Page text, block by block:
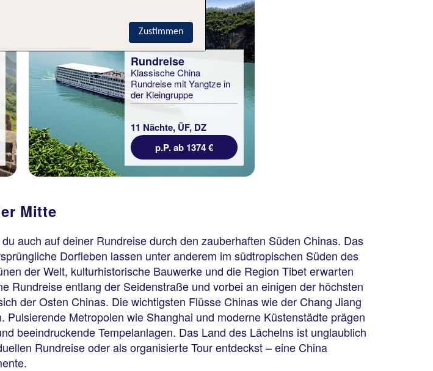
Rundreise
Klassische China
Rundreise mit Yangtze in
der Kleingruppe
11 Nächte, ÜF, DZ
p.P. ab 1374 €
Mitte
auch auf deiner Rundreise durch den zauberhaften Süden Chinas. Das
Dorfleben lassen unter anderem im südtropischen Süden des
der Welt, kulturhistorische Bauwerke und die Region Tibet erwarten
Rundreise entlang der Seidenstraße und vorbei an einigen der höchsten
der Osten Chinas. Die wichtigsten Flüsse Chinas wie der Chang Jiang
Metropolen wie Shanghai und moderne Küstenstädte prägen
beeindruckende Tempelanlagen. Das Land des Lächelns ist unglaublich
Rundreise oder als organisierte Tour entdeckst – eine China
Zustimmen